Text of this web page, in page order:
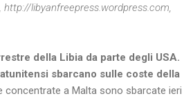
http://libyanfreepress.wordpress.com,
della Libia da parte degli USA.
sbarcano sulle coste della
concentrate a Malta sono sbarcate ieri